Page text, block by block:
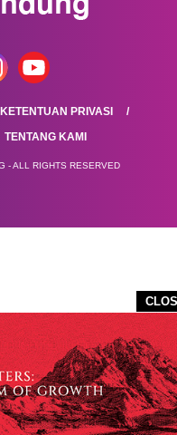
KETENTUAN PRIVASI
TENTANG KAMI
- ALL RIGHTS RESERVED